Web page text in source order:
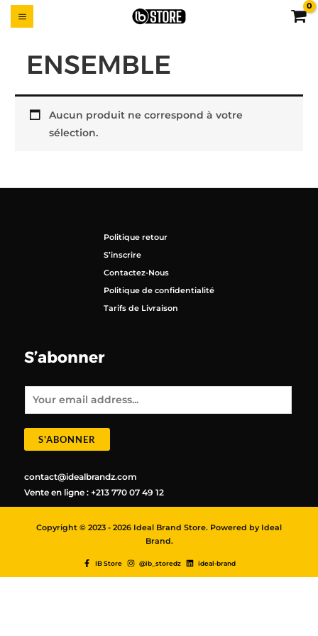
Aller
au
MAIN
ENSEMBLE
Aucun produit ne correspond à votre
sélection.
Politique retour
S’inscrire
Contactez-Nous
Politique de confidentialité
Tarifs de Livraison
S’abonner
*
S'ABONNER
contact@idealbrandz.com
Vente en ligne : +213 770 07 49 12
Copyright © 2023 - 2026 Ideal Brand Store. Powered by Ideal
Brand.
IB Store @ib_storedz ideal-brand